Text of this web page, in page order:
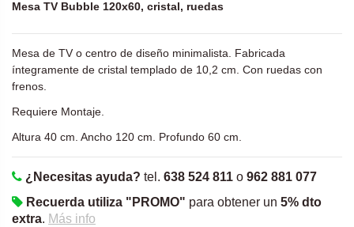
Mesa TV Bubble 120x60, cristal, ruedas
Mesa de TV o centro de diseño minimalista. Fabricada
íntegramente de cristal templado de 10,2 cm. Con ruedas con
frenos.
Requiere Montaje.
Altura 40 cm. Ancho 120 cm. Profundo 60 cm.
¿Necesitas ayuda? tel. 638 524 811 o 962 881 077
Recuerda utiliza "PROMO" para obtener un 5% dto
extra. Más info